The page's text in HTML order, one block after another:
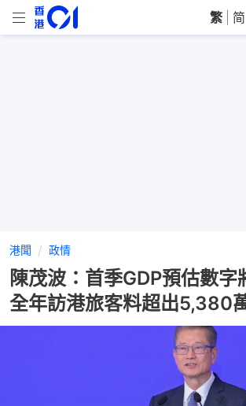
繁 简
港聞 政情
陳茂波：首季GDP預估數
全年訪港旅客料超出5,380